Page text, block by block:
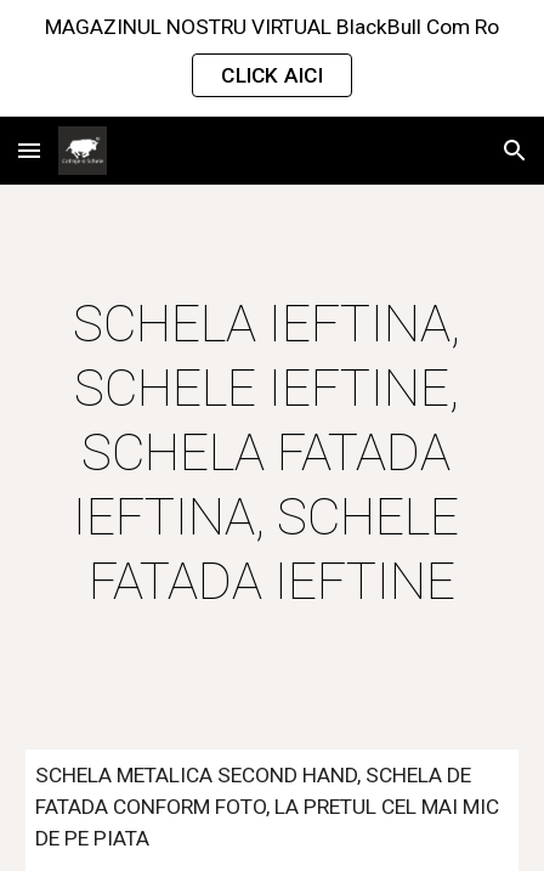
MAGAZINUL NOSTRU VIRTUAL BlackBull Com Ro
CLICK AICI
SCHELA IEFTINA,
SCHELE IEFTINE,
SCHELA FATADA
IEFTINA, SCHELE
FATADA IEFTINE
SCHELA METALICA SECOND HAND, SCHELA DE
FATADA CONFORM FOTO, LA PRETUL CEL MAI MIC
DE PE PIATA